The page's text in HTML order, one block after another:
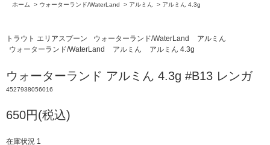
ホーム
> ウォーターランド/WaterLand > アルミん > アルミん 4.3g
トラウト エリアスプーン ウォーターランド/WaterLand
アルミん
ウォーターランド/WaterLand
アルミん アルミん 4.3g
ウォーターランド アルミん 4.3g #B13 レンガ
4527938056016
650円(税込)
在庫状況 1